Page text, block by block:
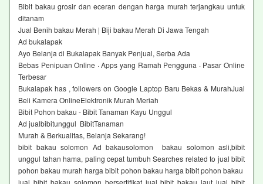
Bibit bakau grosir dan eceran dengan harga murah terjangkau untuk
ditanam
Jual Benih bakau Merah | Biji bakau Merah Di Jawa Tengah‎
Ad bukalapak ‎
Ayo Belanja di Bukalapak Banyak Penjual, Serba Ada
Bebas Penipuan Online · Apps yang Ramah Pengguna · Pasar Online
Terbesar
Bukalapak has , followers on Google Laptop Baru Bekas & MurahJual
Beli Kamera OnlineElektronik Murah Meriah
Bibit Pohon bakau - Bibit Tanaman Kayu Unggul‎
Ad jualbibitunggul BibitTanaman‎
Murah & Berkualitas, Belanja Sekarang!
bibit bakau solomon Ad bakausolomon bakau solomon asli,bibit
unggul tahan hama, paling cepat tumbuh Searches related to jual bibit
pohon bakau murah harga bibit pohon bakau harga bibit pohon bakau
jual bibit bakau solomon bersertifikat jual bibit bakau laut jual bibit